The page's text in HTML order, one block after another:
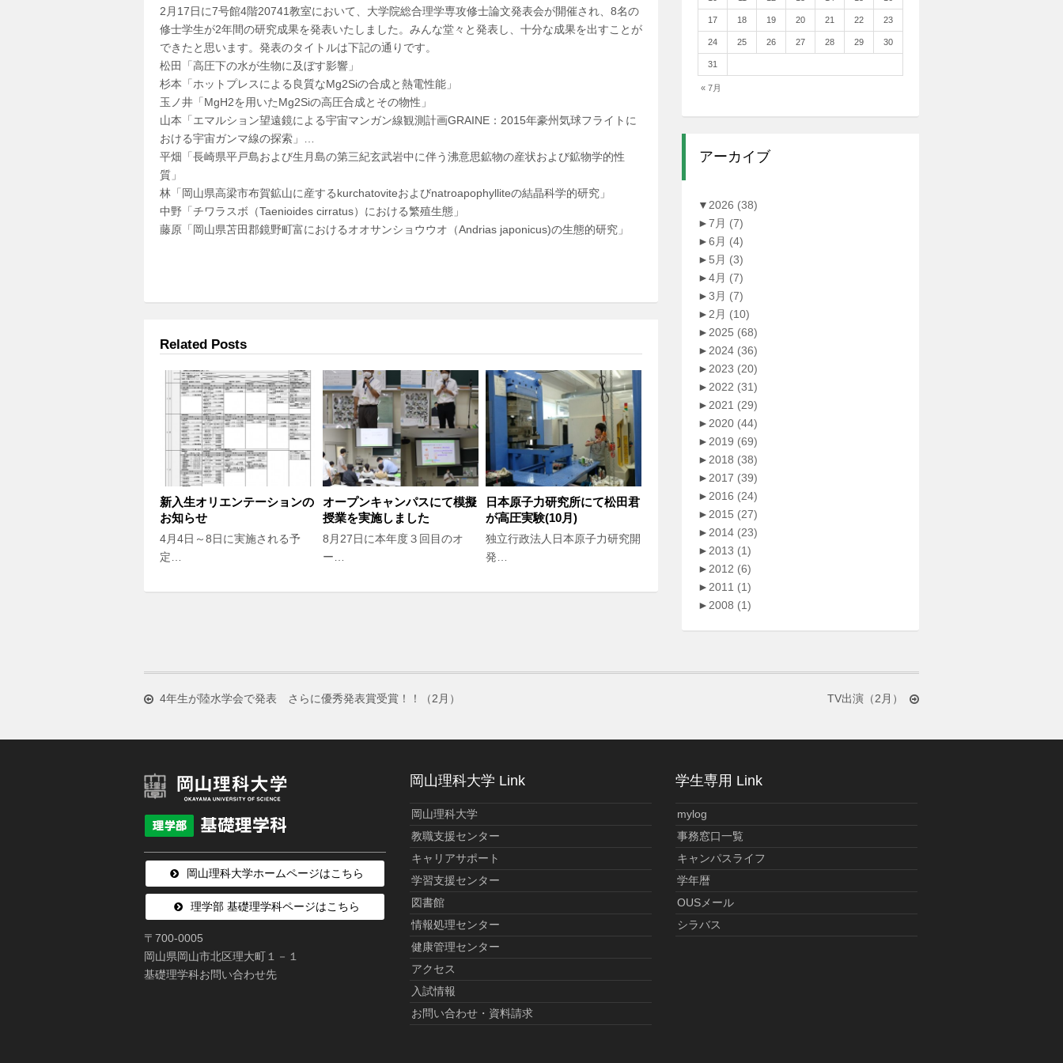
2月17日に7号館4階20741教室において、大学院総合理学専攻修士論文発表会が開催され、8名の
修士学生が2年間の研究成果を発表いたしました。みんな堂々と発表し、十分な成果を出すことが
できたと思います。発表のタイトルは下記の通りです。
松田「高圧下の水が生物に及ぼす影響」
杉本「ホットプレスによる良質なMg2Siの合成と熱電性能」
玉ノ井「MgH2を用いたMg2Siの高圧合成とその物性」
山本「エマルション望遠鏡による宇宙マンガン線観測計画GRAINE：2015年豪州気球フライトに
おける宇宙ガンマ線の探索」
平畑「長崎県平戸島および生月島の第三紀玄武岩中に伴う沸意思鉱物の産状および鉱物学的性
質」
林「岡山県高梁市布賀鉱山に産するkurchatoviteおよびnatroapophylliteの結晶科学的研究」
中野「チワラスボ（Taenioides cirratus）における繁殖生態」
藤原「岡山県苫田郡鏡野町富におけるオオサンショウウオ（Andrias japonicus)の生態的研究」
Related Posts
新入生オリエンテーションの
お知らせ
4月4日～8日に実施される予
定…
オープンキャンパスにて模擬
授業を実施しました
8月27日に本年度３回目のオ
ー…
日本原子力研究所にて松田君
が高圧実験(10月)
独立行政法人日本原子力研究開
発…
« 7月
17 18 19 20 21 22 23
24 25 26 27 28 29 30
31
アーカイブ
▼ 2026 (38)
►7月 (7)
►6月 (4)
► 5月 (3)
►4月 (7)
►3月 (7)
► 2月 (10)
► 2025 (68)
► 2024 (36)
► 2023 (20)
► 2022 (31)
► 2021 (29)
► 2020 (44)
► 2019 (69)
► 2018 (38)
► 2017 (39)
► 2016 (24)
► 2015 (27)
► 2014 (23)
► 2013 (1)
► 2012 (6)
► 2011 (1)
► 2008 (1)
4年生が陸水学会で発表 さらに優秀発表賞受賞！！（2月） TV出演（2月）
岡山理科大学ホームページはこちら
理学部 基礎理学科ページはこちら
〒700-0005
岡山県岡山市北区理大町１－１
基礎理学科お問い合わせ先
岡山理科大学 Link
岡山理科大学
教職支援センター
キャリアサポート
学習支援センター
図書館
情報処理センター
健康管理センター
アクセス
入試情報
お問い合わせ・資料請求
学生専用 Link
mylog
事務窓口一覧
キャンパスライフ
学年暦
OUSメール
シラバス